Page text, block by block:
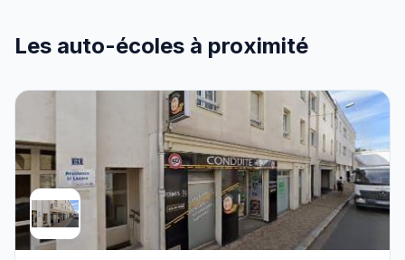
Les auto-écoles à proximité